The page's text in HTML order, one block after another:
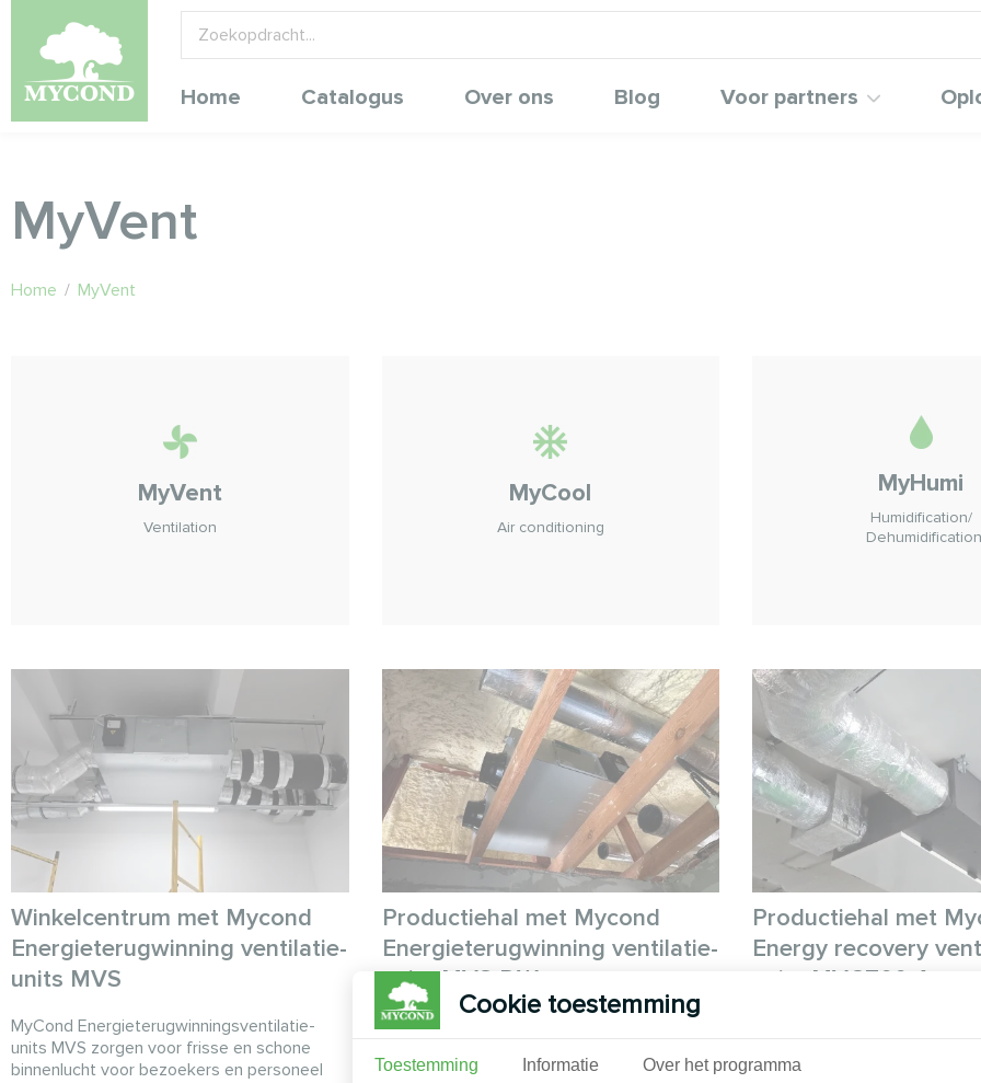
Home Catalogus Over ons Blog Voor partners
MyVent
Home / MyVent
MyVent
Ventilation
MyCool
Air conditioning
MyHumi
Humidification/
Winkelcentrum met Mycond
Energieterugwinning ventilatie-
units MVS
MyCond Energieterugwinningsventilatie-
units MVS zorgen voor frisse en schone
binnenlucht voor bezoekers en personeel
Productiehal met Mycond
Energieterugwinning ventilatie-
units MVS DW
MyCond Energieterugwinningsventilatie-
luchtuitwisseling met warmteterugwinning
Productiehal met
Energy recovery
units MVC700-A
voor een constante toevoer
Cookie toestemming
Toestemming Informatie Over het programma